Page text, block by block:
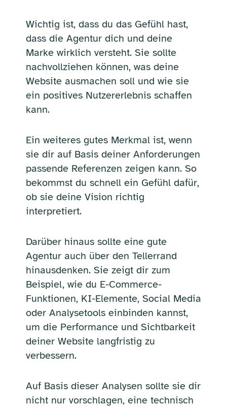
Wichtig ist, dass du das Gefühl hast,
dass die Agentur dich und deine
Marke wirklich versteht. Sie sollte
nachvollziehen können, was deine
Website ausmachen soll und wie sie
ein positives Nutzererlebnis schaffen
kann.
Ein weiteres gutes Merkmal ist, wenn
sie dir auf Basis deiner Anforderungen
passende Referenzen zeigen kann. So
bekommst du schnell ein Gefühl dafür,
ob sie deine Vision richtig
interpretiert.
Darüber hinaus sollte eine gute
Agentur auch über den Tellerrand
hinausdenken. Sie zeigt dir zum
Beispiel, wie du E-Commerce-
Funktionen, KI-Elemente, Social Media
oder Analysetools einbinden kannst,
um die Performance und Sichtbarkeit
deiner Website langfristig zu
verbessern.
Auf Basis dieser Analysen sollte sie dir
nicht nur vorschlagen, eine technisch